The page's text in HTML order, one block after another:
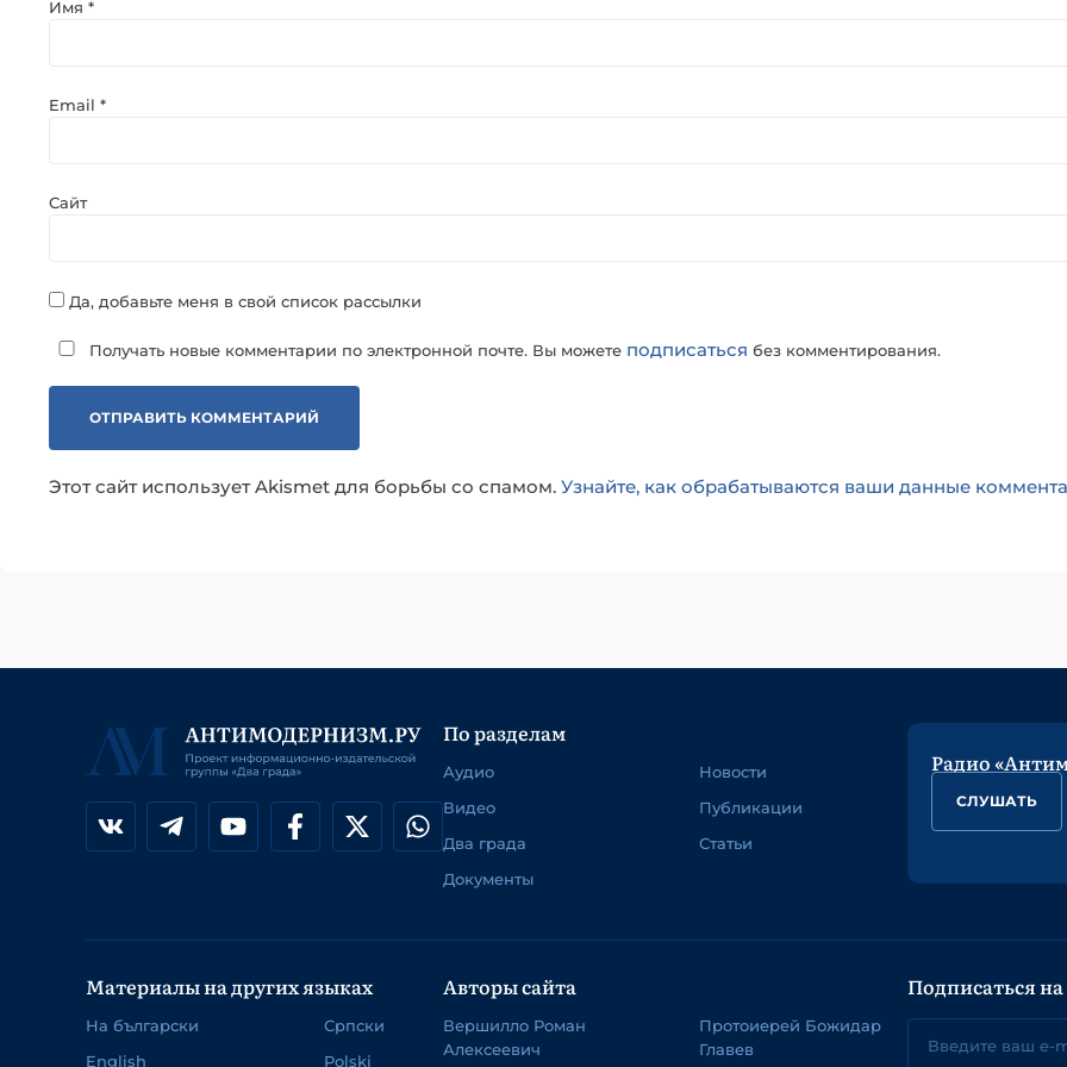
Имя *
Email *
Сайт
Да, добавьте меня в свой список рассылки
Получать новые комментарии по электронной почте. Вы можете подписаться без комментирования.
Этот сайт использует Akismet для борьбы со спамом. Узнайте, как обрабатываются ваши данные
По разделам
Аудио
Видео
Два града
Документы
Новости
Публикации
Статьи
Радио
СЛУШАТЬ
Материалы на других языках
На български
English
Српски
Polski
Авторы сайта
Вершилло Роман
Алексеевич
Протоиерей Божидар
Главев
Подписаться